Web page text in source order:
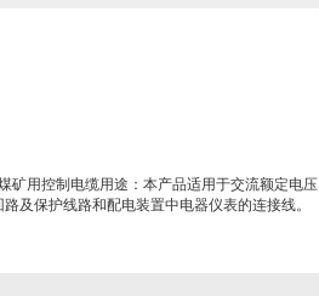
矿用控制电缆用途：本产品适用于交流额定电压
及保护线路和配电装置中电器仪表的连接线。